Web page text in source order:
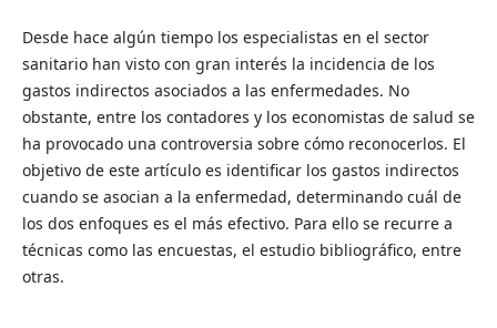
Desde hace algún tiempo los especialistas en el sector
sanitario han visto con gran interés la incidencia de los
gastos indirectos asociados a las enfermedades. No
obstante, entre los contadores y los economistas de salud se
ha provocado una controversia sobre cómo reconocerlos. El
objetivo de este artículo es identificar los gastos indirectos
cuando se asocian a la enfermedad, determinando cuál de
los dos enfoques es el más efectivo. Para ello se recurre a
técnicas como las encuestas, el estudio bibliográfico, entre
otras.